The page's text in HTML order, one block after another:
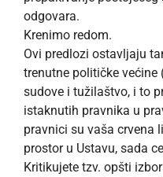
odgovara.
Krenimo redom.
Ovi predlozi ostavljaju
trenutne političke većine
sudove i tužilaštvo, i to
istaknutih pravnika u
pravnici su vaša crvena
prostor u Ustavu, sada
Kritikujete tzv. opšti